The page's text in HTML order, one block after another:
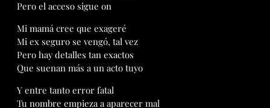
Pero el acceso sigue on
Mi mamá cree que exageré
Mi ex seguro se vengó, tal vez
Pero hay detalles tan exactos
Que suenan más a un acto tuyo
Y entre tanto error fatal
Tu nombre empieza a aparecer mal